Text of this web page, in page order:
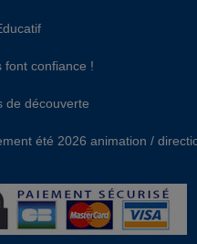
font confiance !
de découverte
été 2026 animation /